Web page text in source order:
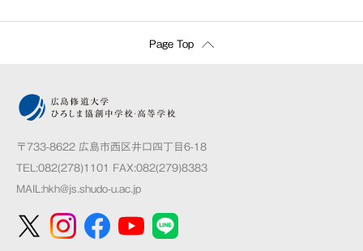
Page Top
〒733-8622 広島市西区井口四丁目6-18
TEL:082(278)1101 FAX:082(279)8383
MAIL:hkh@js.shudo-u.ac.jp